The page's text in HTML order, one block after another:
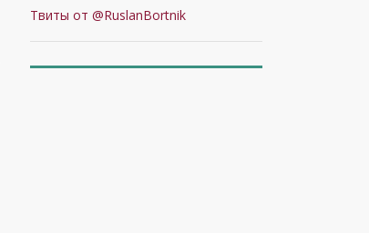
Твиты от @RuslanBortnik